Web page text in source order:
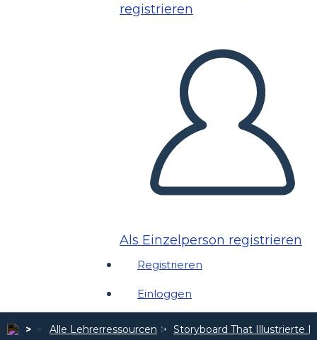
registrieren
Als Einzelperson registrieren
Registrieren
Einloggen
Alle Lehrerressourcen Storyboard That Illustrierte